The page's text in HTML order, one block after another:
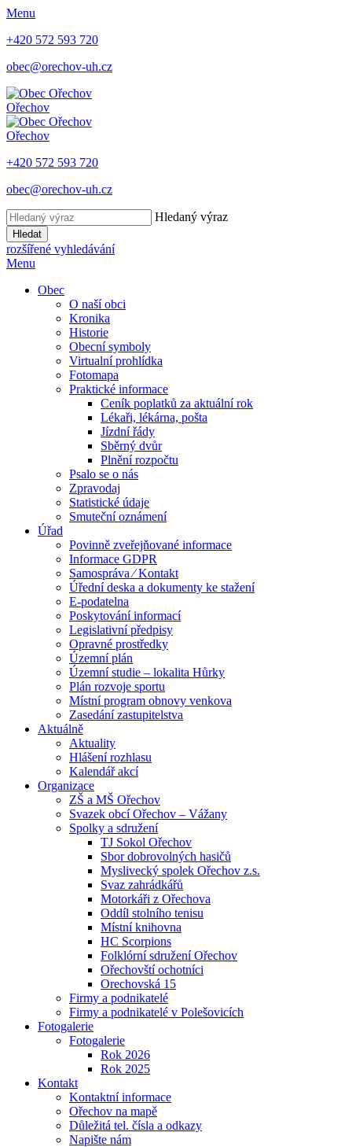
Menu
+420 572 593 720
obec@orechov-uh.cz
Ořechov
Ořechov
+420 572 593 720
obec@orechov-uh.cz
Hledaný výraz
Hledat
rozšířené vyhledávání
Menu
Obec
O naší obci
Kronika
Historie
Obecní symboly
Virtualní prohlídka
Fotomapa
Praktické informace
Ceník poplatků za aktuální rok
Lékaři, lékárna, pošta
Jízdní řády
Sběrný dvůr
Plnění rozpočtu
Psalo se o nás
Zpravodaj
Statistické údaje
Smuteční oznámení
Úřad
Povinně zveřejňované informace
Informace GDPR
Samospráva ⁄ Kontakt
Úřední deska a dokumenty ke stažení
E-podatelna
Poskytování informací
Legislativní předpisy
Opravné prostředky
Územní plán
Územní studie – lokalita Hůrky
Plán rozvoje sportu
Místní program obnovy venkova
Zasedání zastupitelstva
Aktuálně
Aktuality
Hlášení rozhlasu
Kalendář akcí
Organizace
ZŠ a MŠ Ořechov
Svazek obcí Ořechov – Vážany
Spolky a sdružení
TJ Sokol Ořechov
Sbor dobrovolných hasičů
Myslivecký spolek Ořechov z.s.
Svaz zahrádkářů
Motorkáři z Ořechova
Oddíl stolního tenisu
Místní knihovna
HC Scorpions
Folklórní sdružení Ořechov
Ořechovští ochotníci
Orechovská 15
Firmy a podnikatelé
Firmy a podnikatelé v Polešovicích
Fotogalerie
Fotogalerie
Rok 2026
Rok 2025
Kontakt
Kontaktní informace
Ořechov na mapě
Důležitá tel. čísla a odkazy
Napište nám